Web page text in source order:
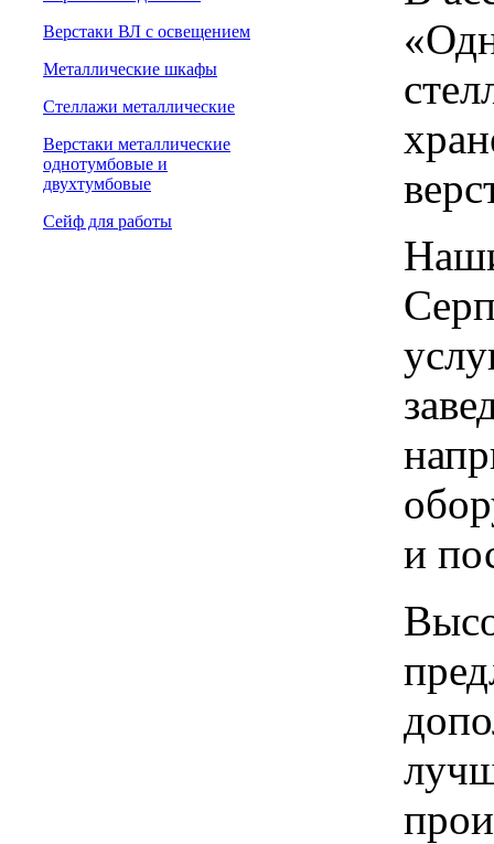
Верстаки ВЛ с освещением
Металлические шкафы
Стеллажи металлические
Верстаки металлические
однотумбовые и
двухтумбовые
Сейф для работы
и